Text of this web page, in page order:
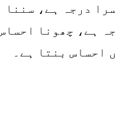
درجہ ہے،
ہے، چھونا
احساس بنتا ہے۔